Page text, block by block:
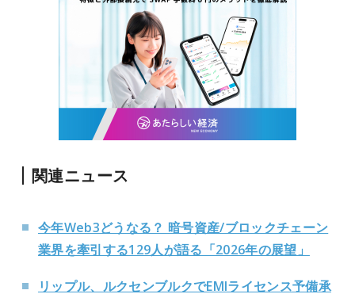
関連ニュース
今年Web3どうなる？ 暗号資産/ブロックチェーン
業界を牽引する129人が語る「2026年の展望」
リップル、ルクセンブルクでEMIライセンス予備承